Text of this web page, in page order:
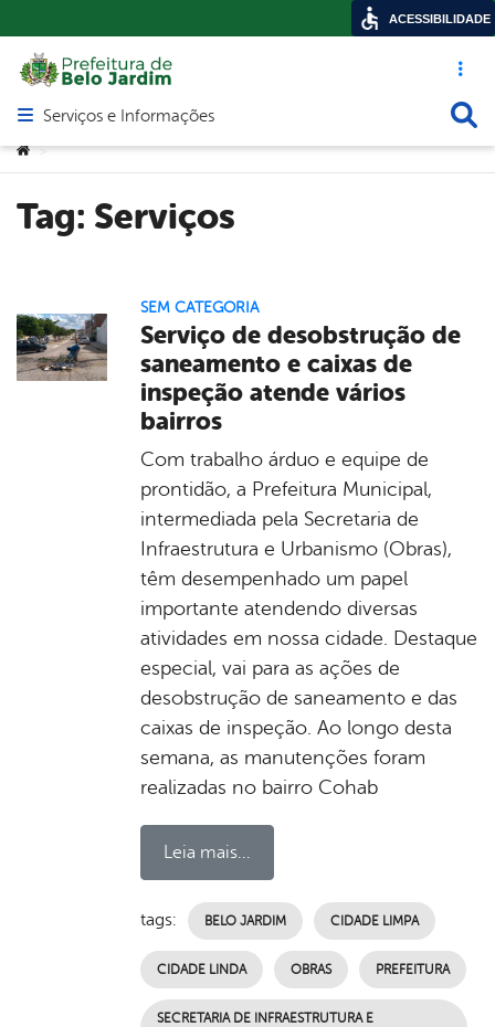
Acesso
Abrir menu principal de navegação
Serviços e Informações
Você está aqui:
>
Tag: Serviços
SEM CATEGORIA
Serviço de desobstrução de
saneamento e caixas de
inspeção atende vários
bairros
Com trabalho árduo e equipe de
prontidão, a Prefeitura Municipal,
intermediada pela Secretaria de
Infraestrutura e Urbanismo (Obras),
têm desempenhado um papel
importante atendendo diversas
atividades em nossa cidade. Destaque
especial, vai para as ações de
desobstrução de saneamento e das
caixas de inspeção. Ao longo desta
semana, as manutenções foram
realizadas no bairro Cohab
Leia mais...
tags: BELO JARDIM CIDADE LIMPA
CIDADE LINDA OBRAS PREFEITURA
SECRETARIA DE INFRAESTRUTURA E
ACESSIBILIDADE